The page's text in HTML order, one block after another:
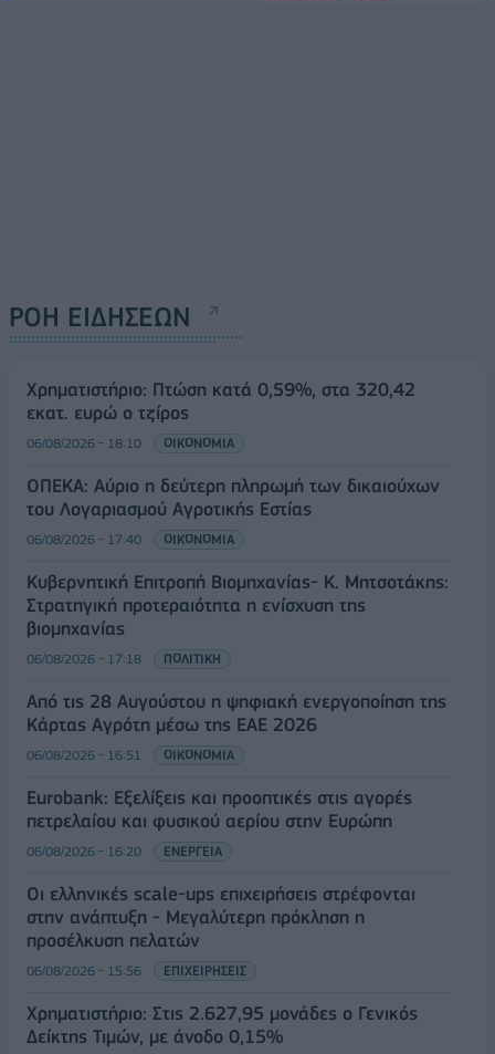
ΡΟΗ ΕΙΔΗΣΕΩΝ
Χρηματιστήριο: Πτώση κατά 0,59%, στα 320,42
εκατ. ευρώ ο τζίρος
06/08/2026 - 18:10 ΟΙΚΟΝΟΜΙΑ
ΟΠΕΚΑ: Αύριο η δεύτερη πληρωμή των δικαιούχων
του Λογαριασμού Αγροτικής Εστίας
06/08/2026 - 17:40 ΟΙΚΟΝΟΜΙΑ
Κυβερνητική Επιτροπή Βιομηχανίας- Κ. Μητσοτάκης:
Στρατηγική προτεραιότητα η ενίσχυση της
βιομηχανίας
06/08/2026 - 17:18 ΠΟΛΙΤΙΚΗ
Από τις 28 Αυγούστου η ψηφιακή ενεργοποίηση της
Κάρτας Αγρότη μέσω της ΕΑΕ 2026
06/08/2026 - 16:51 ΟΙΚΟΝΟΜΙΑ
Eurobank: Εξελίξεις και προοπτικές στις αγορές
πετρελαίου και φυσικού αερίου στην Ευρώπη
06/08/2026 - 16:20 ΕΝΕΡΓΕΙΑ
Οι ελληνικές scale-ups επιχειρήσεις στρέφονται
στην ανάπτυξη - Μεγαλύτερη πρόκληση η
προσέλκυση πελατών
06/08/2026 - 15:56 ΕΠΙΧΕΙΡΗΣΕΙΣ
Χρηματιστήριο: Στις 2.627,95 μονάδες ο Γενικός
Δείκτης Τιμών, με άνοδο 0,15%